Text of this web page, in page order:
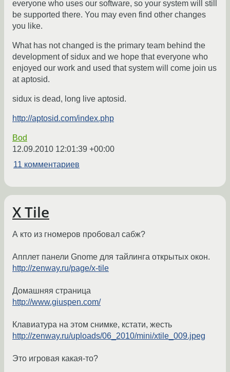
everyone who uses our software, so your system will still
be supported there. You may even find other changes
you like.
What has not changed is the primary team behind the
development of sidux and we hope that everyone who
enjoyed our work and used that system will come join us
at aptosid.
sidux is dead, long live aptosid.
http://aptosid.com/index.php
Bod
12.09.2010 12:01:39 +00:00
11 комментариев
X Tile
А кто из гномеров пробовал сабж?
Апплет панели Gnome для тайлинга открытых окон.
http://zenway.ru/page/x-tile
Домашняя страница
http://www.giuspen.com/
Клавиатура на этом снимке, кстати, жесть
http://zenway.ru/uploads/06_2010/mini/xtile_009.jpeg
Это игровая какая-то?